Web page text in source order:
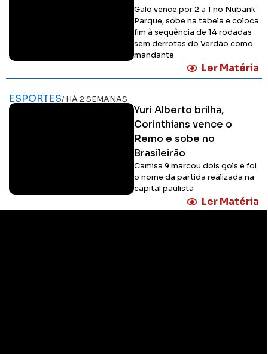
Galo vence por 2 a 1 no Nubank
Parque, sobe na tabela e coloca
fim à sequência de 14 rodadas
sem derrotas do Verdão como
mandante
Ler Matéria
ESPORTES/ HÁ 2 SEMANAS
Yuri Alberto brilha,
Corinthians vence o
Remo e sobe no
Brasileirão
Camisa 9 marcou dois gols e foi
o nome da partida realizada na
capital paulista
Ler Matéria